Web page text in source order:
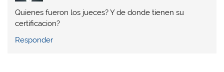
Quienes fueron los jueces? Y de donde tienen su
certificacion?
Responder